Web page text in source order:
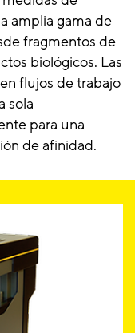
amplia gama de
fragmentos de
biológicos. Las
flujos de trabajo
sola
para una
de afinidad.